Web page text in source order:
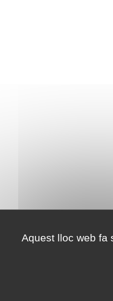
Aquest lloc web fa